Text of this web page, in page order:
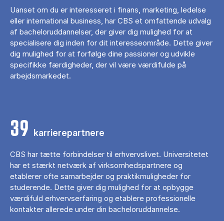
Uanset om du er interesseret i finans, marketing, ledelse
eller international business, har CBS et omfattende udvalg
af bacheloruddannelser, der giver dig mulighed for at
specialisere dig inden for dit interesseområde. Dette giver
dig mulighed for at forfølge dine passioner og udvikle
specifikke færdigheder, der vil være værdifulde på
arbejdsmarkedet.
39 karrierepartnere
CBS har tætte forbindelser til erhvervslivet. Universitetet
har et stærkt netværk af virksomhedspartnere og
etablerer ofte samarbejder og praktikmuligheder for
studerende. Dette giver dig mulighed for at opbygge
værdifuld erhvervserfaring og etablere professionelle
kontakter allerede under din bacheloruddannelse.